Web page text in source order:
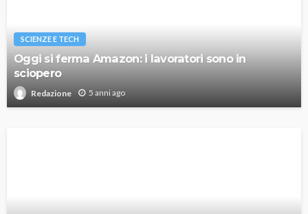
SCIENZE E TECH
Oggi si ferma Amazon: i lavoratori sono in
sciopero
Redazione 5 anni ago